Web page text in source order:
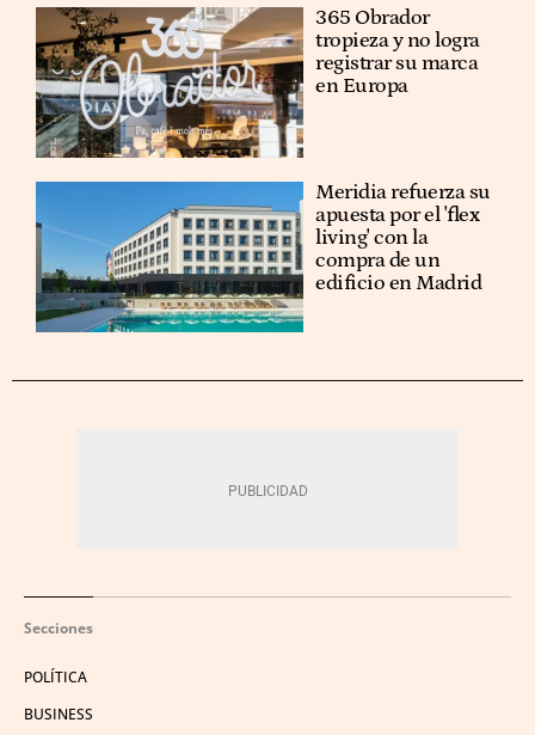
365 Obrador
tropieza y no logra
registrar su marca
en Europa
Meridia refuerza su
apuesta por el 'flex
living' con la
compra de un
edificio en Madrid
Secciones
POLÍTICA
BUSINESS